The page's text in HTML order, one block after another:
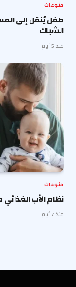
منوعات
طفل يُنقل إلى
الشباك
منذ 5 أيام
منوعات
نظام الأب
منذ 7 أيام